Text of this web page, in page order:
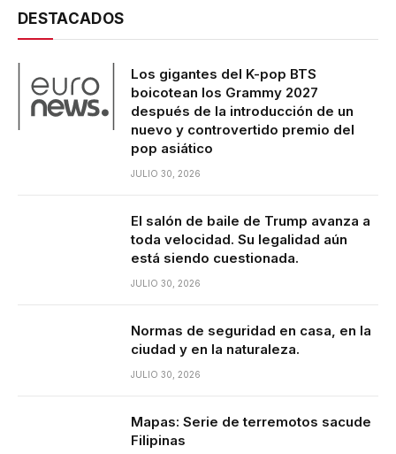
DESTACADOS
Los gigantes del K-pop BTS
boicotean los Grammy 2027
después de la introducción de un
nuevo y controvertido premio del
pop asiático
JULIO 30, 2026
El salón de baile de Trump avanza a
toda velocidad. Su legalidad aún
está siendo cuestionada.
JULIO 30, 2026
Normas de seguridad en casa, en la
ciudad y en la naturaleza.
JULIO 30, 2026
Mapas: Serie de terremotos sacude
Filipinas